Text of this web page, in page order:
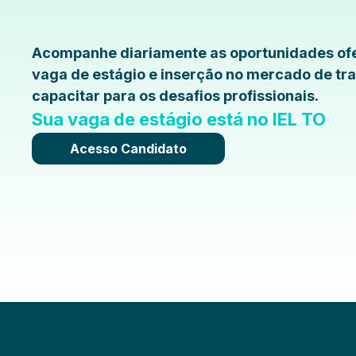
Acompanhe diariamente as oportunidades
vaga de estágio e inserção no mercado de
capacitar para os desafios profissionais.
Sua vaga de estágio está no IEL TO
Acesso Candidato